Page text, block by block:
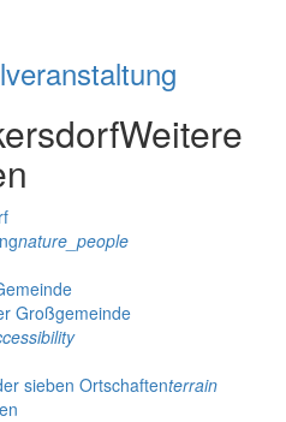
Weitere
nature_people
Großgemeinde
sieben Ortschaftenterrain